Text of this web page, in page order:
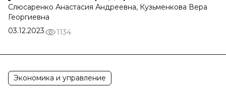
Слюсаренко Анастасия Андреевна, Кузьменкова Вера
Георгиевна
03.12.2023
1134
Экономика и управление